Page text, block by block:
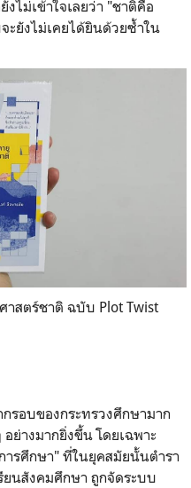
ไม่เข้าใจเลยว่า "ชาติคือ
ะยังไม่เคยได้ยินด้วยซ้ำใน
สตร์ชาติ ฉบับ Plot Twist
รอบของกระทรวงศึกษามาก
อย่างมากยิ่งขึ้น โดยเฉพาะ
ารศึกษา" ที่ในยุคสมัยนั้นตำรา
ยนสังคมศึกษา ถูกจัดระบบ